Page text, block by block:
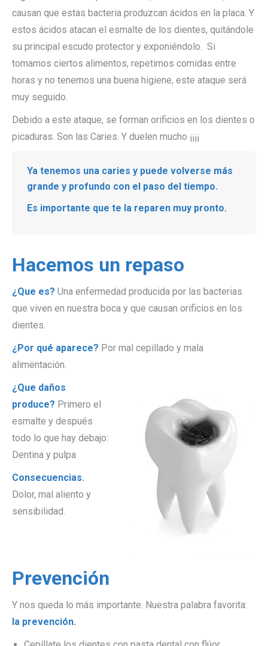
causan que estas bacteria produzcan ácidos en la placa. Y
estos ácidos atacan el esmalte de los dientes, quitándole
su principal escudo protector y exponiéndolo. Si
tomamos ciertos alimentos, repetimos comidas entre
horas y no tenemos una buena higiene, este ataque será
muy seguido.
Debido a este ataque, se forman orificios en los dientes o
picaduras. Son las Caries. Y duelen mucho ¡¡¡¡
Ya tenemos una caries y puede volverse más
grande y profundo con el paso del tiempo.
Es importante que te la reparen muy pronto.
Hacemos un repaso
¿Que es? Una enfermedad producida por las bacterias
que viven en nuestra boca y que causan orificios en los
dientes.
¿Por qué aparece? Por mal cepillado y mala
alimentación.
¿Que daños
produce? Primero el
esmalte y después
todo lo que hay debajo:
Dentina y pulpa
Consecuencias.
Dolor, mal aliento y
sensibilidad.
Prevención
Y nos queda lo más importante. Nuestra palabra favorita:
la prevención.